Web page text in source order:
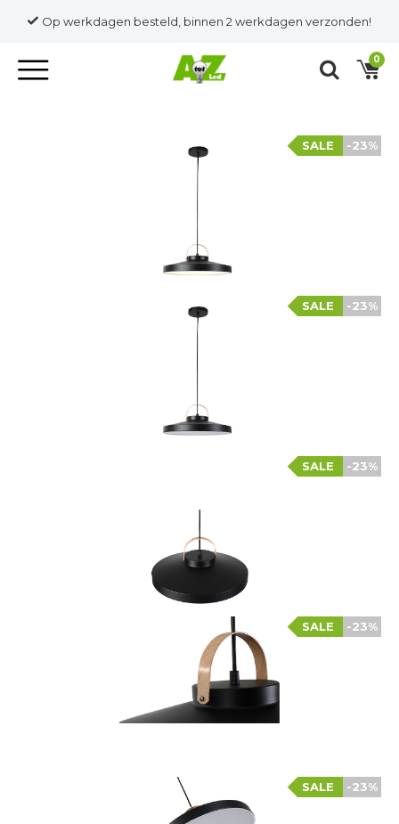
Op werkdagen besteld, binnen 2 werkdagen verzonden!
0
-23%
SALE
-23%
SALE
-23%
SALE
-23%
SALE
-23%
SALE